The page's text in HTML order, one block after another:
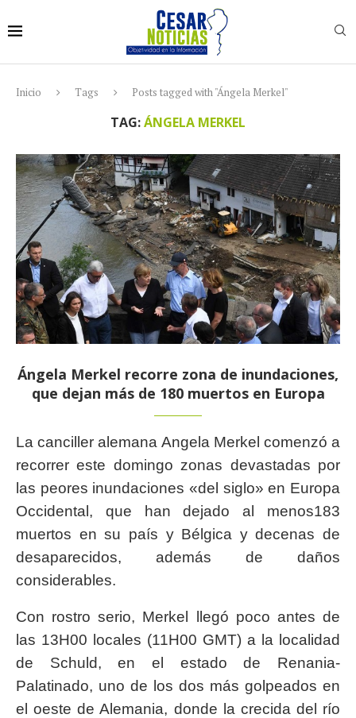
Inicio Tags Posts tagged with "Ángela Merkel"
TAG:ÁNGELA MERKEL
Ángela Merkel recorre zona de inundaciones,
que dejan más de 180 muertos en Europa
La canciller alemana Angela Merkel comenzó a
recorrer este domingo zonas devastadas por
las peores inundaciones «del siglo» en Europa
Occidental, que han dejado al menos183
muertos en su país y Bélgica y decenas de
desaparecidos, además de daños
considerables.
Con rostro serio, Merkel llegó poco antes de
las 13H00 locales (11H00 GMT) a la localidad
de Schuld, en el estado de Renania-
Palatinado, uno de los dos más golpeados en
el oeste de Alemania, donde la crecida del río